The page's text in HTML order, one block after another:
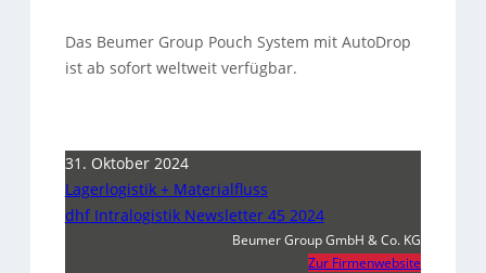
Das Beumer Group Pouch System mit AutoDrop
ist ab sofort weltweit verfügbar.
31. Oktober 2024
Lagerlogistik + Materialfluss
dhf Intralogistik Newsletter 45 2024
Beumer Group GmbH & Co. KG
Zur Firmenwebsite